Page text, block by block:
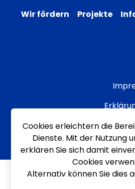
Wir fördern Projekte
Cookies erleichtern die
Dienste. Mit der Nutzung
erklären Sie sich damit
Cookies
Alternativ können Sie dies